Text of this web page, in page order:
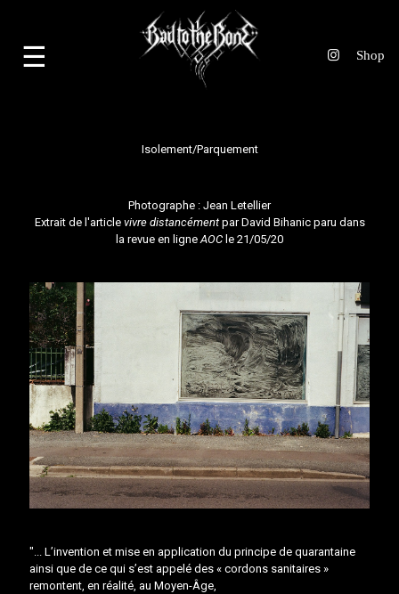
☰
Isolement/Parquement
Photographe : Jean Letellier
Extrait de l'article vivre distancémentpar David Bihanic paru dans
la revue en ligneAOC le 21/05/20
"... L’invention et mise en application du principe de quarantaine
ainsi que de ce qui s’est appelé des « cordons sanitaires »
remontent, en réalité, au Moyen-Âge,